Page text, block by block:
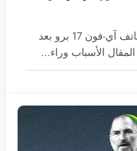
تعود آبل للألمنيوم في هاتف آي-فون 17 برو بعد
الأسباب وراء…